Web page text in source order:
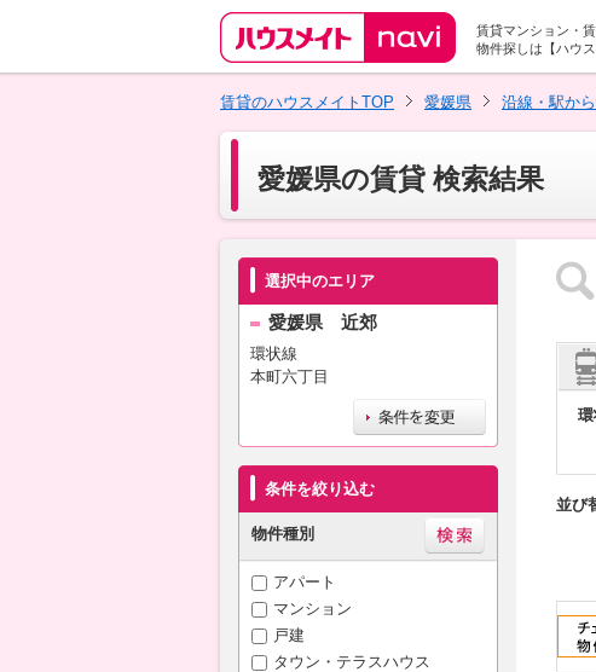
賃貸マンション・
物件探しは【ハウ
賃貸のハウスメイトTOP
愛媛県 沿線・駅か
愛媛県の賃貸 検索結果
選択中のエリア
愛媛県 近郊
環状線
本町六丁目
条件を絞り込む
物件種別
アパート
マンション
戸建
タウン・テラスハウス
並び